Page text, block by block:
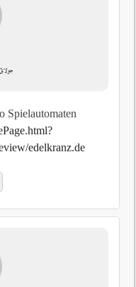
جولائ 9, 2026 at 10:05 pm
Spielautomaten
edelkranz.de